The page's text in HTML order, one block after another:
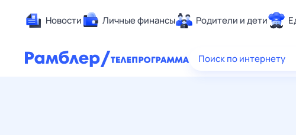
Новости Личные финансы Родители и дети
Здоровье
Поиск по интернету